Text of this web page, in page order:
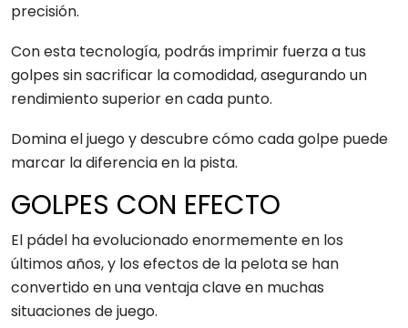
precisión.
Con esta tecnología, podrás imprimir fuerza a tus
golpes sin sacrificar la comodidad, asegurando un
rendimiento superior en cada punto.
Domina el juego y descubre cómo cada golpe puede
marcar la diferencia en la pista.
GOLPES CON EFECTO
El pádel ha evolucionado enormemente en los
últimos años, y los efectos de la pelota se han
convertido en una ventaja clave en muchas
situaciones de juego.